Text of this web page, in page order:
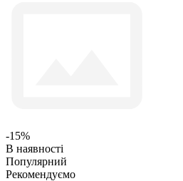
-15%
В наявності
Популярний
Рекомендуємо